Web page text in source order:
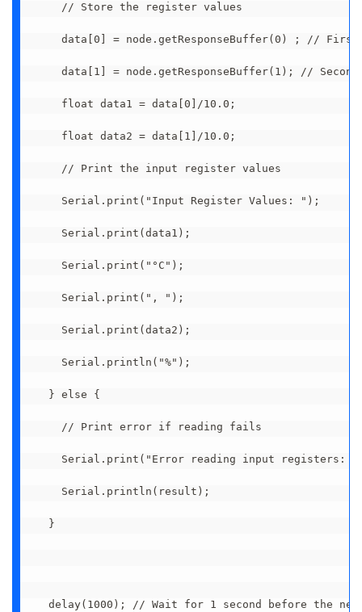
// Store the register values
data[0] = node.getResponseBuffer(0) ; //
data[1] = node.getResponseBuffer(1); //
float data1 = data[0]/10.0;
float data2 = data[1]/10.0;
// Print the input register values
Serial.print("Input Register Values: ");
Serial.print(data1);
Serial.print("°C");
Serial.print(", ");
Serial.print(data2);
Serial.println("%");
} else {
// Print error if reading fails
Serial.print("Error reading input registers:
Serial.println(result);
}
delay(1000); // Wait for 1 second before the